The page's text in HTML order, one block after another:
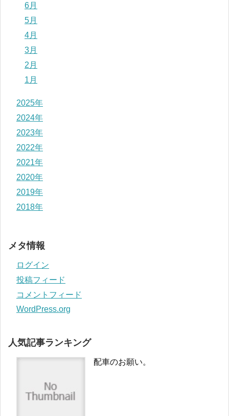
6月
5月
4月
3月
2月
1月
2025年
2024年
2023年
2022年
2021年
2020年
2019年
2018年
メタ情報
ログイン
投稿フィード
コメントフィード
WordPress.org
人気記事ランキング
配車のお願い。